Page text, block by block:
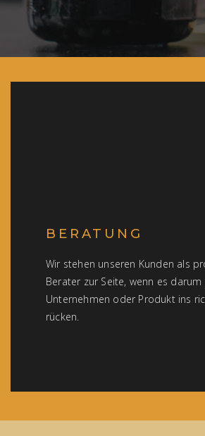
BERATUNG
Wir stehen unseren Kunden als
Berater zur Seite, wenn es darum
Unternehmen oder Produkt ins
rücken.